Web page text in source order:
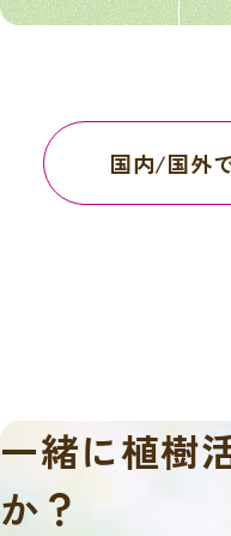
国内/国外
一緒に植樹
か？